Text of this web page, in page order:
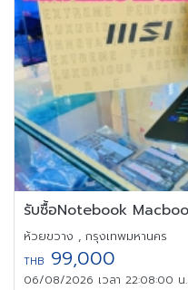
ห้วยขวาง , กรุงเทพมหานคร
THB 99,000
06/08/2026 เวลา 22:08:00 น.